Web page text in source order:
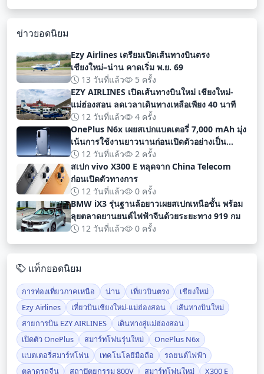
ข่าวยอดนิยม
Ezy Airlines เตรียมเปิดเส้นทางบินตรง
เชียงใหม่–น่าน คาดเริ่ม พ.ย. 69
13 วันที่แล้ว
5 ครั้ง
EZY AIRLINES เปิดเส้นทางบินใหม่ เชียงใหม่-
แม่ฮ่องสอน ลดเวลาเดินทางเหลือเพียง 40 นาที
12 วันที่แล้ว
4 ครั้ง
OnePlus N6x เผยสเปกแบตเตอรี่ 7,000 mAh มุ่ง
เน้นการใช้งานยาวนานก่อนเปิดตัวอย่างเป็น
ทางการ
12 วันที่แล้ว
2 ครั้ง
สเปก vivo X300 E หลุดจาก China Telecom
ก่อนเปิดตัวทางการ
12 วันที่แล้ว
0 ครั้ง
BMW iX3 รุ่นฐานล้อยาวเผยสเปกเหนือชั้น พร้อม
ลุยตลาดยานยนต์ไฟฟ้าจีนด้วยระยะทาง 919 กม
12 วันที่แล้ว
0 ครั้ง
แท็กยอดนิยม
การท่องเที่ยวภาคเหนือ น่าน เที่ยวบินตรง
เชียงใหม่
Ezy Airlines
เที่ยวบินเชียงใหม่-แม่ฮ่องสอน
เส้นทางบินใหม่
สายการบิน EZY AIRLINES
เดินทางสู่แม่ฮ่องสอน
เปิดตัว OnePlus
สมาร์ทโฟนรุ่นใหม่
OnePlus N6x
แบตเตอรี่สมาร์ทโฟน
เทคโนโลยีมือถือ
รถยนต์ไฟฟ้า
ตลาดรถจีน
สถาปัตยกรรม 800V สมาร์ทโฟนใหม่
X300 E